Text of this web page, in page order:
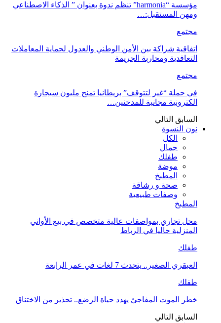
مؤسسة “harmonia” تنظم ندوة بعنوان ” الذكاء الاصطناعي
ومهن المستقبل:…
مجتمع
اتفاقية شراكة بين الأمن الوطني والعدول لحماية المعاملات
التعاقدية ومحاربة الجريمة
مجتمع
في حملة “غير لتتوقف” بريطانيا تمنح مليون سيجارة
الكترونية مجانية للمدخنين…
السابق التالي
نون النسوة
الكل
جمال
طفلك
موضة
المطبخ
صحة و رشاقة
وصفات طبيعية
المطبخ
محل تجاري بمواصفات عالية متخصص في بيع الأواني
المنزلية حاليا في الرباط
طفلك
العبقري الصغير.. يتحدث 7 لغات في عمر الرابعة
طفلك
خطر الموت المفاجئ يهدد حياة الرضع.. تحذير من الاختناق
السابق التالي